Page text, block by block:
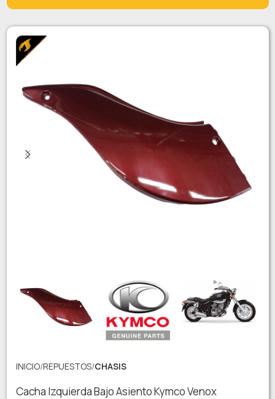
INICIO REPUESTOS CHASIS
Cacha Izquierda Bajo Asiento Kymco Venox